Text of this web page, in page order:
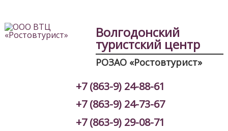
Волгодонский
туристский центр
РОЗАО «Ростовтурист»
+7 (863-9) 24-88-61
+7 (863-9) 24-73-67
+7 (863-9) 29-08-71